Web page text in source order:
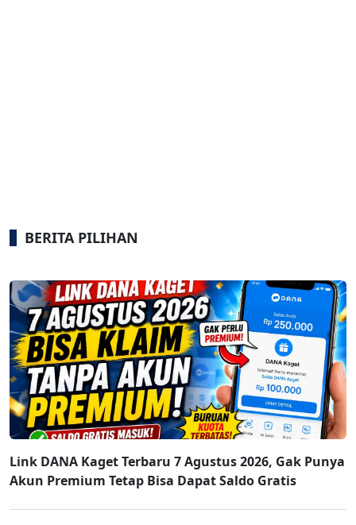
BERITA PILIHAN
Link DANA Kaget Terbaru 7 Agustus 2026, Gak Punya
Akun Premium Tetap Bisa Dapat Saldo Gratis